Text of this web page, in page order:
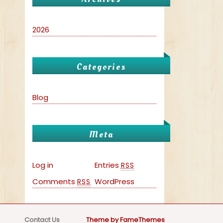
2026
Categories
Blog
Meta
Log in Entries RSS
Comments RSS WordPress
Contact Us Theme by FameThemes